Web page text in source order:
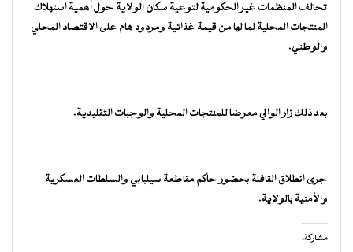
تحالف المنظمات غير الحكومية لتوعية سكان الولاية حول أهمية استهلاك
المنتجات المحلية لما لها من قيمة غذائية ومردود هام على الاقتصاد المحلي
والوطني.
بعد ذلك زار الوالي معرضا للمنتجات المحلية والوجبات التقليدية.
جرى انطلاق القافلة بحضور حاكم مقاطعة سيلبابي والسلطات العسكرية
والأمنية بالولاية.
مشاركة: